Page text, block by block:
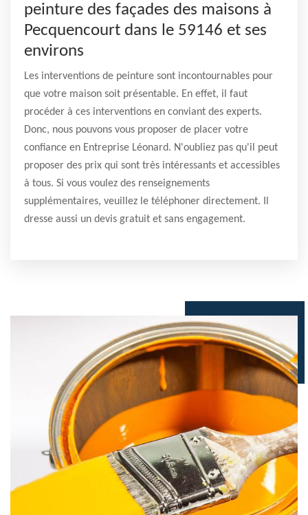
peinture des façades des maisons à
Pecquencourt dans le 59146 et ses
environs
Les interventions de peinture sont incontournables pour
que votre maison soit présentable. En effet, il faut
procéder à ces interventions en conviant des experts.
Donc, nous pouvons vous proposer de placer votre
confiance en Entreprise Léonard. N'oubliez pas qu'il peut
proposer des prix qui sont très intéressants et accessibles
à tous. Si vous voulez des renseignements
supplémentaires, veuillez le téléphoner directement. Il
dresse aussi un devis gratuit et sans engagement.